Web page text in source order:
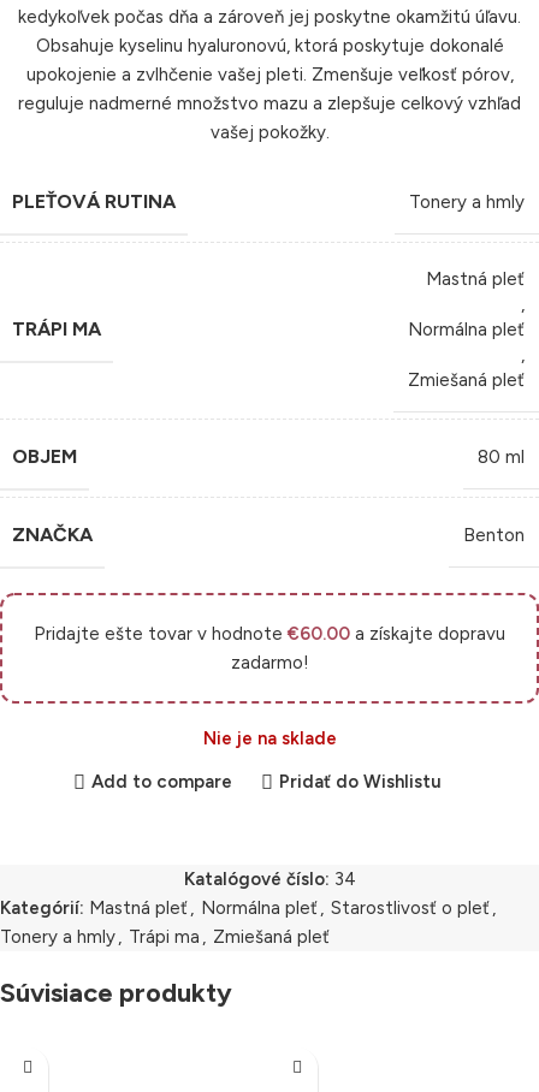
kedykoľvek počas dňa a zároveň jej poskytne okamžitú úľavu.
Obsahuje kyselinu hyaluronovú, ktorá poskytuje dokonalé
upokojenie a zvlhčenie vašej pleti. Zmenšuje veľkosť pórov,
reguluje nadmerné množstvo mazu a zlepšuje celkový vzhľad
vašej pokožky.
PLEŤOVÁ RUTINA Tonery a hmly
TRÁPI MA
Mastná pleť
Normálna pleť
Zmiešaná pleť
OBJEM 80 ml
ZNAČKA Benton
Pridajte ešte tovar v hodnote€60.00 a získajte dopravu
zadarmo!
Nie je na sklade
Add to compare Pridať do Wishlistu
Katalógové číslo: 34
Kategórií: Mastná pleť Normálna pleť Starostlivosť o pleť
Tonery a hmly
Trápi ma Zmiešaná pleť
Súvisiace produkty